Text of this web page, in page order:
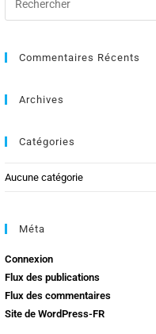
Commentaires Récents
Archives
Catégories
Aucune catégorie
Méta
Connexion
Flux des publications
Flux des commentaires
Site de WordPress-FR